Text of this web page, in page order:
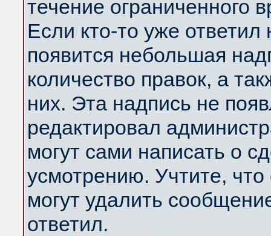
течение ограниченного
Если кто-то уже
появится небольшая
количество правок, а
них. Эта надпись не
редактировал
могут сами написать о
усмотрению. Учтите,
могут удалить
ответил.